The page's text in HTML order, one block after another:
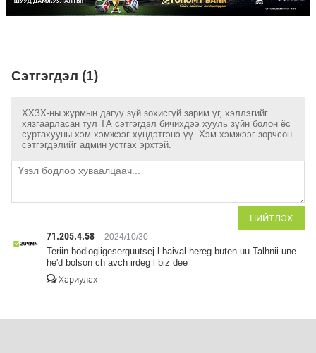
Сэтгэгдэл (1)
ХХЗХ-ны журмын дагуу зүй зохисгүй зарим үг, хэллэгийг
хязгаарласан тул ТА сэтгэгдэл бичихдээ хууль зүйн болон ёс
суртахууны хэм хэмжээг хүндэтгэнэ үү. Хэм хэмжээг зөрчсөн
сэтгэгдэлийг админ устгах эрхтэй.
НИЙТЛЭХ
71.205.4.58 2024/10/30
Teriin bodlogiigeserguutsej l baival hereg buten uu Talhnii une
he'd bolson ch avch irdeg l biz dee
Хариулах